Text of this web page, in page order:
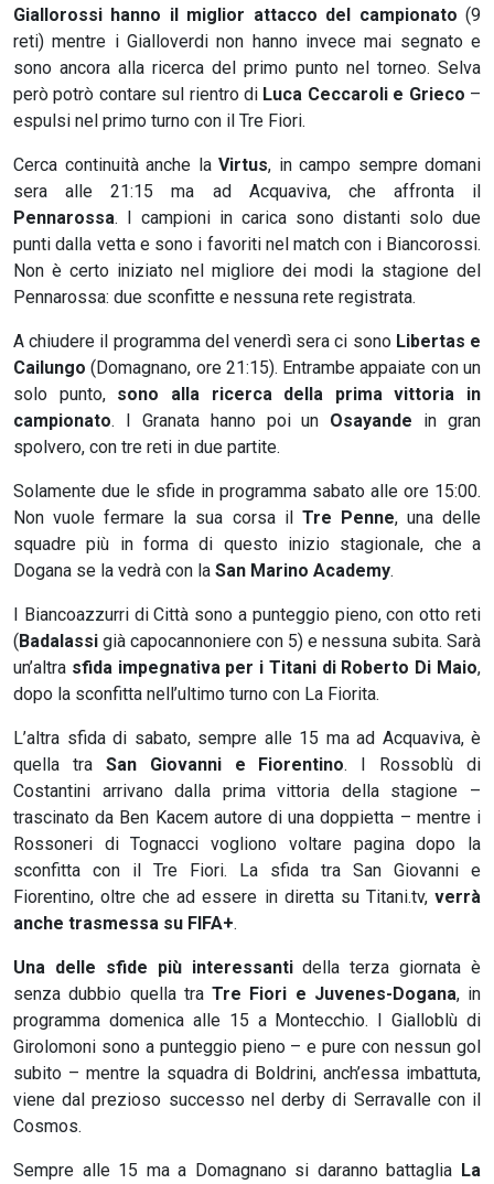
Giallorossi hanno il miglior attacco del campionato (9
reti) mentre i Gialloverdi non hanno invece mai segnato e
sono ancora alla ricerca del primo punto nel torneo. Selva
però potrò contare sul rientro di Luca Ceccaroli e Grieco –
espulsi nel primo turno con il Tre Fiori.
Cerca continuità anche la Virtus, in campo sempre domani
sera alle 21:15 ma ad Acquaviva, che affronta il
Pennarossa. I campioni in carica sono distanti solo due
punti dalla vetta e sono i favoriti nel match con i Biancorossi.
Non è certo iniziato nel migliore dei modi la stagione del
Pennarossa: due sconfitte e nessuna rete registrata.
A chiudere il programma del venerdì sera ci sono Libertas e
Cailungo (Domagnano, ore 21:15). Entrambe appaiate con un
solo punto, sono alla ricerca della prima vittoria in
campionato. I Granata hanno poi un Osayande in gran
spolvero, con tre reti in due partite.
Solamente due le sfide in programma sabato alle ore 15:00.
Non vuole fermare la sua corsa il Tre Penne, una delle
squadre più in forma di questo inizio stagionale, che a
Dogana se la vedrà con la San Marino Academy.
I Biancoazzurri di Città sono a punteggio pieno, con otto reti
(Badalassi già capocannoniere con 5) e nessuna subita. Sarà
un’altra sfida impegnativa per i Titani di Roberto Di Maio,
dopo la sconfitta nell’ultimo turno con La Fiorita.
L’altra sfida di sabato, sempre alle 15 ma ad Acquaviva, è
quella tra San Giovanni e Fiorentino. I Rossoblù di
Costantini arrivano dalla prima vittoria della stagione –
trascinato da Ben Kacem autore di una doppietta – mentre i
Rossoneri di Tognacci vogliono voltare pagina dopo la
sconfitta con il Tre Fiori. La sfida tra San Giovanni e
Fiorentino, oltre che ad essere in diretta su Titani.tv, verrà
anche trasmessa su FIFA+.
Una delle sfide più interessantidella terza giornata è
senza dubbio quella tra Tre Fiori e Juvenes-Dogana, in
programma domenica alle 15 a Montecchio. I Gialloblù di
Girolomoni sono a punteggio pieno – e pure con nessun gol
subito – mentre la squadra di Boldrini, anch’essa imbattuta,
viene dal prezioso successo nel derby di Serravalle con il
Cosmos.
Sempre alle 15 ma a Domagnano si daranno battaglia La